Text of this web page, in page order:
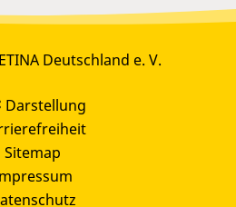
Deutschland e. V.
Darstellung
Sitemap